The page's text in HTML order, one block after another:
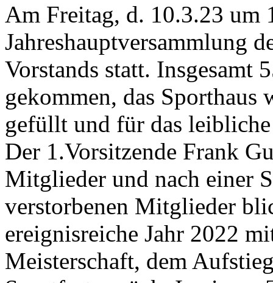
Am Freitag, d. 10.3.23 um
Jahreshauptversammlung
Vorstands statt. Insgesamt
gekommen, das Sporthaus
gefüllt und für das
Der 1.Vorsitzende Frank
Mitglieder und nach einer
verstorbenen Mitglieder
ereignisreiche Jahr 2022
Meisterschaft, dem